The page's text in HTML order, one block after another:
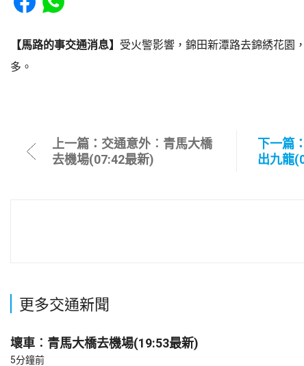
【馬路的事交通消息】 受火警影響，錦田新潭路去錦綉花園
多。
上一篇：交通意外︰青馬大橋
去機場(07:42最新)
下一篇
出九龍
更多交通新聞
壞車︰青馬大橋去機場(19:53最新)
5分鐘前